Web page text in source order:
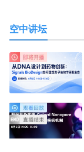
空中讲坛